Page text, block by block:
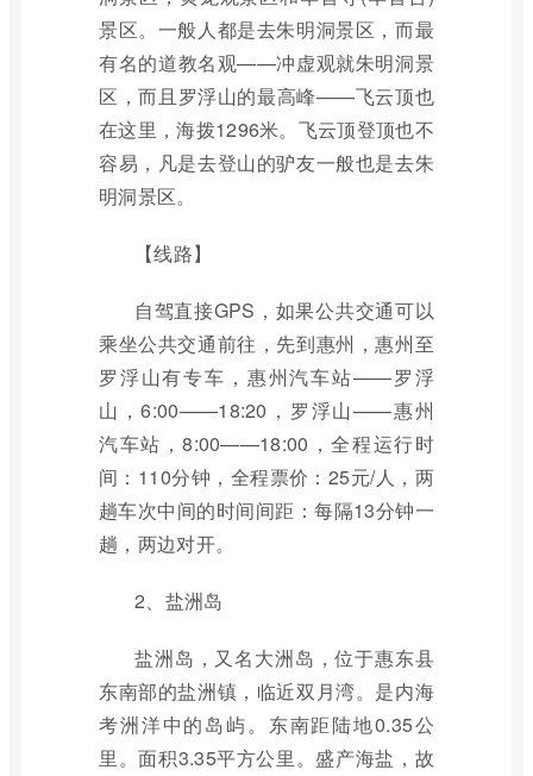
景区。一般人都是去朱明洞景区，而最
有名的道教名观——冲虚观就朱明洞景
区，而且罗浮山的最高峰——飞云顶也
在这里，海拨1296米。飞云顶登顶也不
容易，凡是去登山的驴友一般也是去朱
明洞景区。
【线路】
自驾直接GPS，如果公共交通可以
乘坐公共交通前往，先到惠州，惠州至
罗浮山有专车，惠州汽车站——罗浮
山，6:00——18:20，罗浮山——惠州
汽车站，8:00——18:00，全程运行时
间：110分钟，全程票价：25元/人，两
趟车次中间的时间间距：每隔13分钟一
趟，两边对开。
2、盐洲岛
盐洲岛，又名大洲岛，位于惠东县
东南部的盐洲镇，临近双月湾。是内海
考洲洋中的岛屿。东南距陆地0.35公
里。面积3.35平方公里。盛产海盐，故